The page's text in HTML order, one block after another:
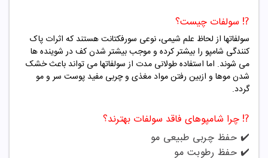
⁉️ سولفات چیست؟
سولفاتها از لحاظ علم شیمی، نوعی سورفکتانت هستند که اثرات پاک
کنندگی شامپو را بیشتر کرده و موجب بیشتر شدن کف در شوینده ها
می شوند. اما استفاده طولانی مدت از سولفاتها می تواند باعث خشک
شدن موها و ازبین رفتن مواد مغذی و چربی مفید پوست سر و مو
گردد.
⁉️ چرا شامپوهای فاقد سولفات بهترند؟
✔️ حفظ چربی طبیعی مو
✔️ حفظ رطوبت مو